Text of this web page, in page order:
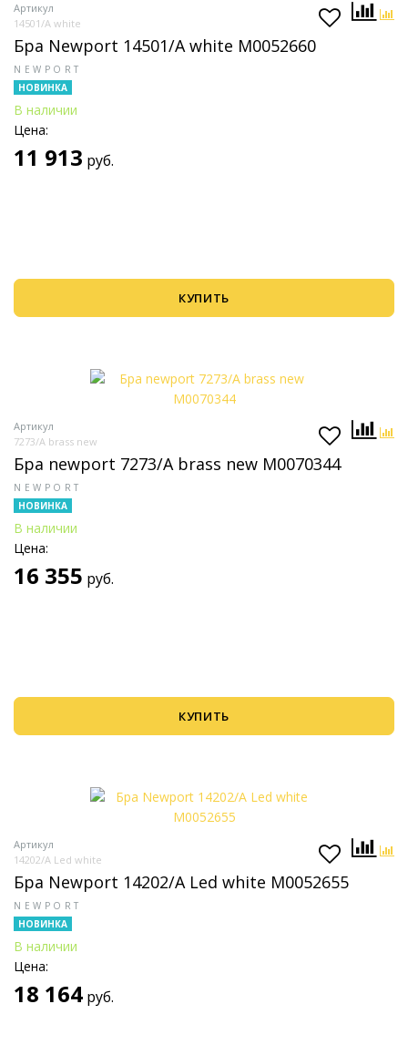
Артикул
14501/A white
Бра Newport 14501/A white М0052660
NEWPORT
НОВИНКА
В наличии
Цена:
11 913 руб.
КУПИТЬ
Артикул
7273/A brass new
Бра newport 7273/A brass new М0070344
NEWPORT
НОВИНКА
В наличии
Цена:
16 355 руб.
КУПИТЬ
Артикул
14202/A Led white
Бра Newport 14202/A Led white М0052655
NEWPORT
НОВИНКА
В наличии
Цена:
18 164 руб.